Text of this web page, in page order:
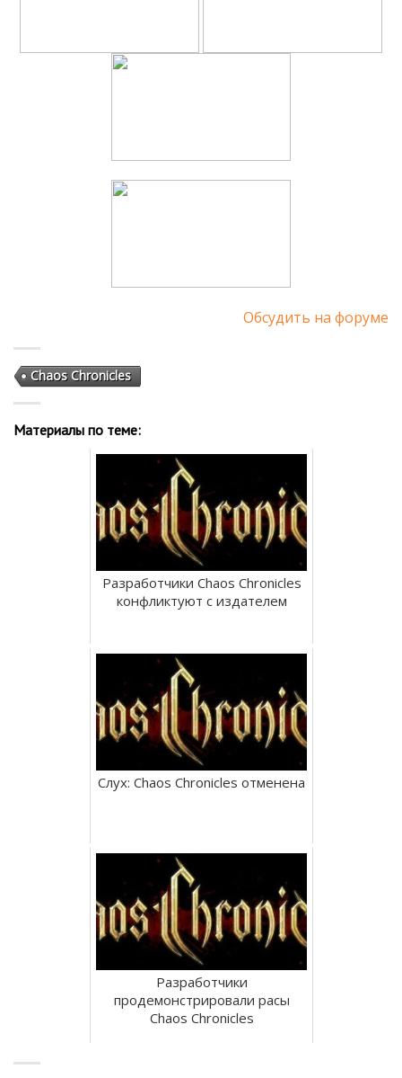
Обсудить на форуме
Chaos Chronicles
Материалы по теме:
Разработчики Chaos Chronicles
конфликтуют с издателем
Слух: Chaos Chronicles отменена
Разработчики
продемонстрировали расы
Chaos Chronicles